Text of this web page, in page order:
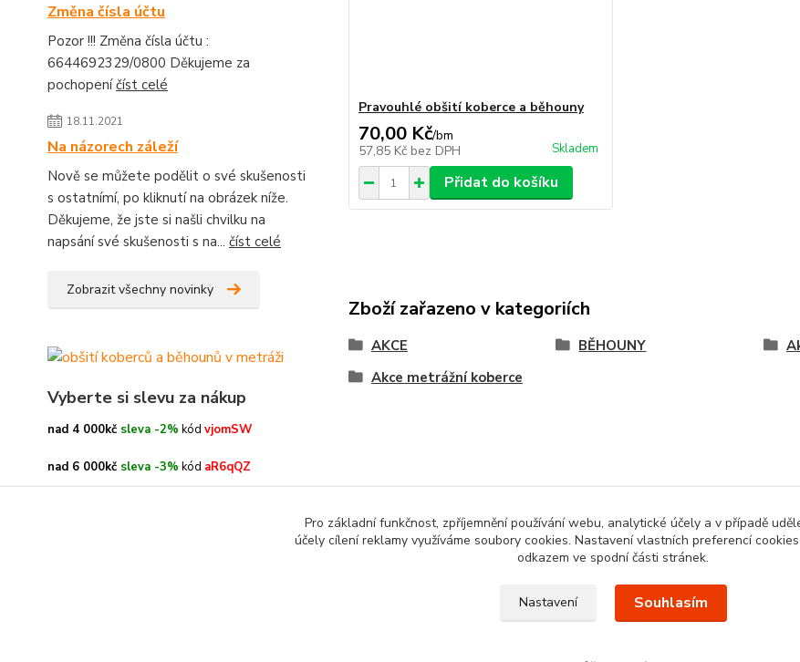
Změna čísla účtu
Pozor !!! Změna čísla účtu :
6644692329/0800 Děkujeme za
pochopeníčíst celé
18.11.2021
Na názorech záleží
Nově se můžete podělit o své skušenosti
s ostatnímí, po kliknutí na obrázek níže.
Děkujeme, že jste si našli chvilku na
napsání své skušenosti s na... číst celé
Zobrazit všechny novinky
Vyberte si slevu za nákup
nad 4 000kč sleva -2% kód vjomSW
nad 6 000kč sleva -3% kód aR6qQZ
Pravouhlé obšití koberce a běhouny
70,00 Kč/bm
57,85 Kč bez DPH Skladem
Přidat do košíku
Zboží zařazeno v kategoriích
AKCE BĚHOUNY
Akce metrážní koberce
Pro základní funkčnost, zpříjemnění používání webu, analytické účely a v případě
účely cílení reklamy využíváme soubory cookies. Nastavení vlastních preferencí
odkazem ve spodní části stránek.
Nastavení Souhlasím